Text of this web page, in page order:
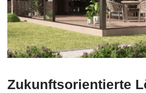
Zukunftsorientierte